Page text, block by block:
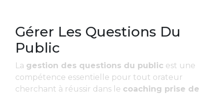
Gérer Les Questions Du
Public
La gestion des questions du public est une
compétence essentielle pour tout orateur
cherchant à réussir dans le coaching prise de